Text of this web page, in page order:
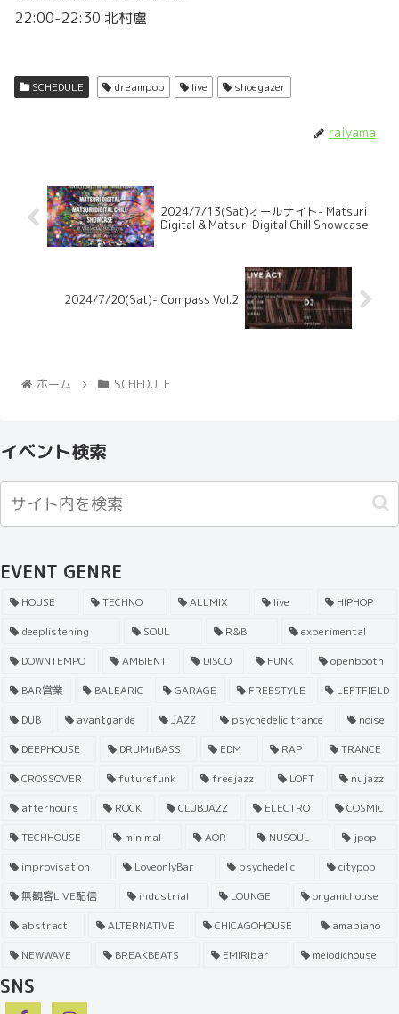
22:00-22:30 北村盧
SCHEDULE dreampop live shoegazer
raiyama
2024/7/13(Sat)オールナイト- Matsuri
Digital & Matsuri Digital Chill Showcase
2024/7/20(Sat)- Compass Vol.2
ホーム SCHEDULE
イベント検索
EVENT GENRE
HOUSE TECHNO ALLMIX live
HIPHOP
deeplistening
SOUL R&B
experimental
DOWNTEMPO
AMBIENT DISCO FUNK
openbooth
BAR営業
BALEARIC GARAGE FREESTYLE
LEFTFIELD
DUB
avantgarde JAZZ psychedelic trance
noise
DEEPHOUSE
DRUMnBASS EDM RAP
TRANCE
CROSSOVER
futurefunk freejazz LOFT
nujazz
afterhours
ROCK CLUBJAZZ ELECTRO
COSMIC
TECHHOUSE
minimal AOR NUSOUL
jpop
improvisation
LoveonlyBar psychedelic
citypop
無観客LIVE配信
industrial LOUNGE
organichouse
abstract
ALTERNATIVE CHICAGOHOUSE
amapiano
NEWWAVE
BREAKBEATS EMIRIbar melodichouse
SNS